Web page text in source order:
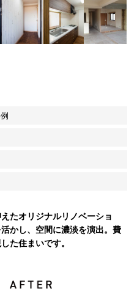
たオリジナルリノベーショ
かし、空間に濃淡を演出。費
た住まいです。